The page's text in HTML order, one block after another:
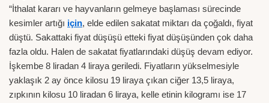
“İthalat kararı ve hayvanların gelmeye başlaması sürecinde
kesimler artığı için, elde edilen sakatat miktarı da çoğaldı, fiyat
düştü. Sakattaki fiyat düşüşü etteki fiyat düşüşünden çok daha
fazla oldu. Halen de sakatat fiyatlarındaki düşüş devam ediyor.
İşkembe 8 liradan 4 liraya geriledi. Fiyatların yükselmesiyle
yaklaşık 2 ay önce kilosu 19 liraya çıkan ciğer 13,5 liraya,
zıpkının kilosu 10 liradan 6 liraya, kelle etinin kilogramı ise 17